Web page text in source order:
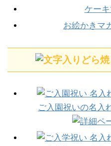
ケー
お絵かきマ
ご入園祝いの名入